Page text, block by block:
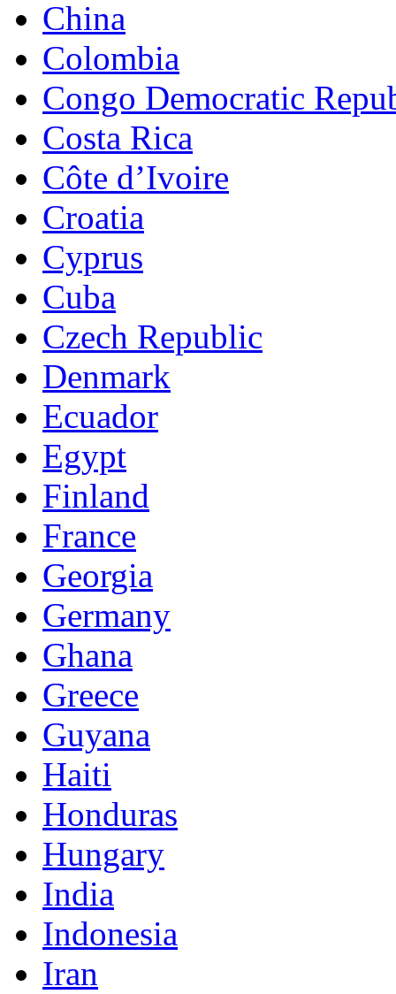
China
Colombia
Congo Democratic
Costa Rica
Côte d’Ivoire
Croatia
Cyprus
Cuba
Czech Republic
Denmark
Ecuador
Egypt
Finland
France
Georgia
Germany
Ghana
Greece
Guyana
Haiti
Honduras
Hungary
India
Indonesia
Iran